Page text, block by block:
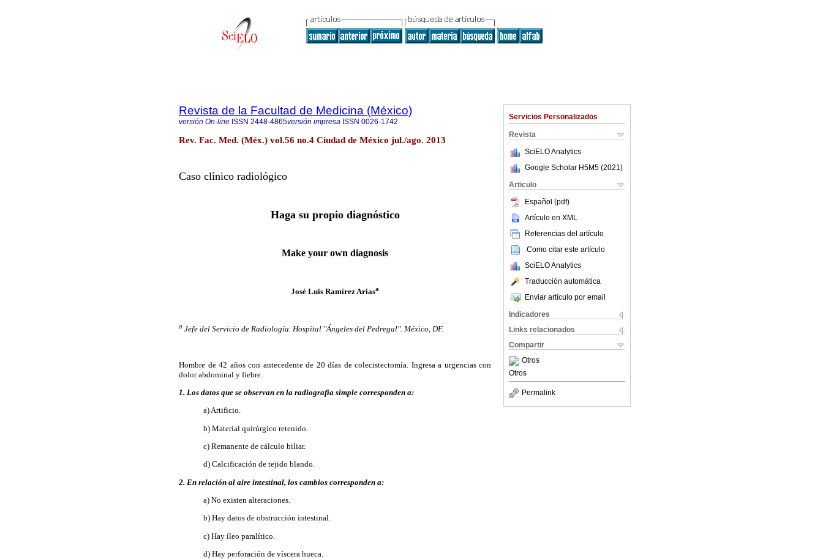
Servicios Personalizados
Revista
SciELO Analytics
Google Scholar H5M5 (2021 )
Articulo
Español (pdf)
Artículo en XML
Referencias del artículo
Como citar este artículo
SciELO Analytics
Traducción automática
Enviar artículo por email
Indicadores
Links relacionados
Compartir
Otros
Otros
Permalink
Revista de la Facultad de Medicina (México)
versión On-line ISSN 2448-4865versión impresa ISSN 0026-1742
Rev. Fac. Med. (Méx.) vol.56 no.4 Ciudad de México jul./ago. 2013
Caso clínico radiológico
Haga su propio diagnóstico
Make your own diagnosis
José Luis Ramírez Ariasa
a Jefe del Servicio de Radiología. Hospital "Ángeles del Pedregal". México, DF.
Hombre de 42 años con antecedente de 20 días de colecistectomía. Ingresa a urgencias con
dolor abdominal y fiebre.
1. Los datos que se observan en la radiografía simple corresponden a:
a) Artificio.
b) Material quirúrgico retenido.
c) Remanente de cálculo biliar.
d) Calcificación de tejido blando.
2. En relación al aire intestinal, los cambios corresponden a:
a) No existen alteraciones.
b) Hay datos de obstrucción intestinal.
c) Hay íleo paralítico.
d) Hay perforación de víscera hueca.